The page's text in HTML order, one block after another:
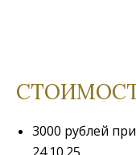
3000 рублей